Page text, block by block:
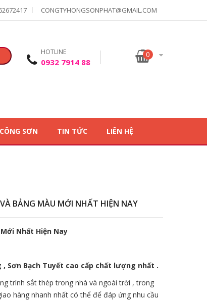
CONGTYHONGSONPHAT@GMAIL.COM
HOTLINE
0932 7914 88
0
SƠN TIN TỨC LIÊN HỆ
BẢNG MÀU MỚI NHẤT HIỆN NAY
Nhất Hiện Nay
Sơn Bạch Tuyết cao cấp chất lượng nhất .
trình sắt thép trong nhà và ngoài trời , trong
hàng nhanh nhất có thể để đáp ứng nhu cầu